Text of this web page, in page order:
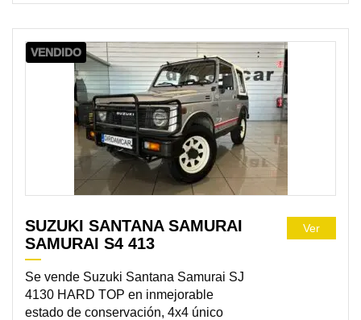
VENDIDO
SUZUKI SANTANA SAMURAI
SAMURAI S4 413
Se vende Suzuki Santana Samurai SJ
4130 HARD TOP en inmejorable
estado de conservación, 4x4 único
Ver